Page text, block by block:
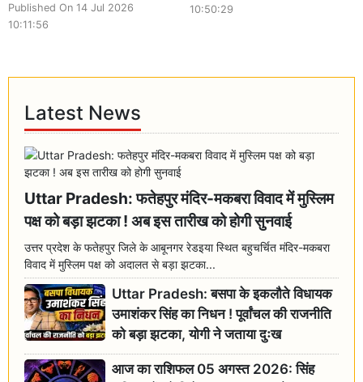
Published On 14 Jul 2026
10:11:56
10:50:29
Latest News
Uttar Pradesh: फतेहपुर मंदिर-मकबरा विवाद में मुस्लिम
पक्ष को बड़ा झटका ! अब इस तारीख को होगी सुनवाई
उत्तर प्रदेश के फतेहपुर जिले के आबूनगर रेडइया स्थित बहुचर्चित मंदिर-मकबरा
विवाद में मुस्लिम पक्ष को अदालत से बड़ा झटका...
Uttar Pradesh: बसपा के इकलौते विधायक
उमाशंकर सिंह का निधन ! पूर्वांचल की राजनीति
को बड़ा झटका, योगी ने जताया दुःख
आज का राशिफल 05 अगस्त 2026: सिंह